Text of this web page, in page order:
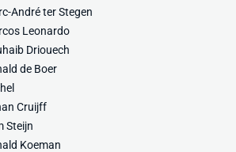
André ter Stegen
Leonardo
Driouech
de Boer
Cruijff
Steijn
Koeman